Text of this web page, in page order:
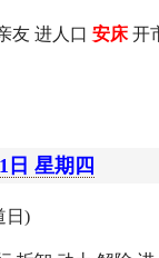
友 进人口 安床开
日 星期四
日)